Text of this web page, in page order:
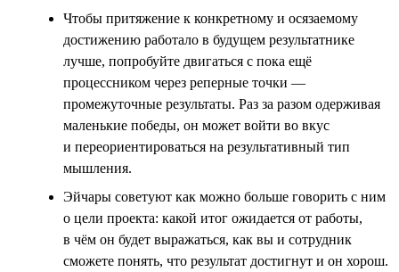
Чтобы притяжение к конкретному и осязаемому
достижению работало в будущем результатнике
лучше, попробуйте двигаться с пока ещё
процессником через реперные точки —
промежуточные результаты. Раз за разом одерживая
маленькие победы, он может войти во вкус
и переориентироваться на результативный тип
мышления.
Эйчары советуют как можно больше говорить с ним
о цели проекта: какой итог ожидается от работы,
в чём он будет выражаться, как вы и сотрудник
сможете понять, что результат достигнут и он хорош.